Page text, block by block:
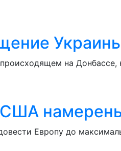
на
Европу до